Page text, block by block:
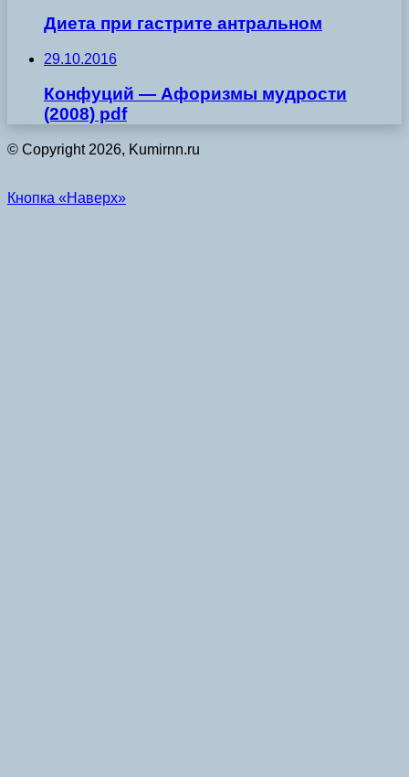
Диета при гастрите антральном
29.10.2016
Конфуций — Афоризмы мудрости
(2008) pdf
© Copyright 2026, Kumirnn.ru
Кнопка «Наверх»